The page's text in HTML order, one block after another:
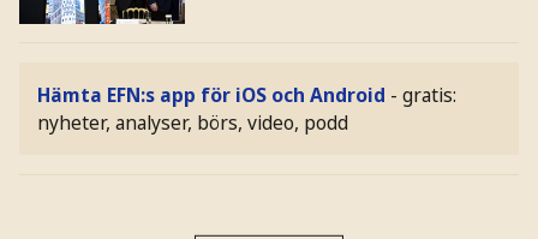
Hämta EFN:s app för iOS och Android - gratis:
nyheter, analyser, börs, video, podd